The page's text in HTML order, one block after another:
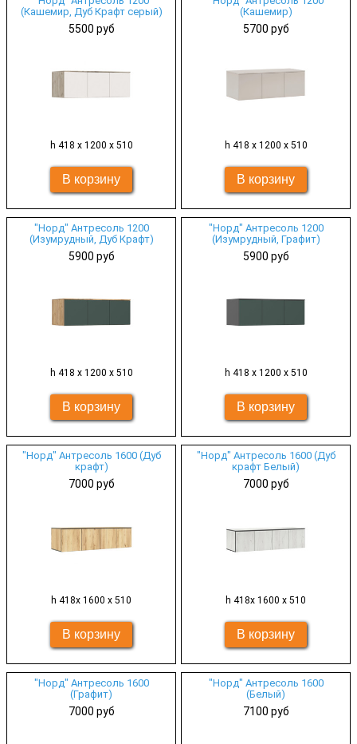
(Кашемир, Дуб Крафт серый)
5500 руб
h 418 х 1200 х 510
(Кашемир)
5700 руб
h 418 х 1200 х 510
"Норд" Антресоль 1200
(Изумрудный, Дуб Крафт)
5900 руб
h 418 х 1200 х 510
"Норд" Антресоль 1200
(Изумрудный, Графит)
5900 руб
h 418 х 1200 х 510
"Норд" Антресоль 1600 (Дуб
крафт)
7000 руб
h 418х 1600 х 510
"Норд" Антресоль 1600 (Дуб
крафт Белый)
7000 руб
h 418х 1600 х 510
"Норд" Антресоль 1600
(Графит)
7000 руб
"Норд" Антресоль 1600
(Белый)
7100 руб